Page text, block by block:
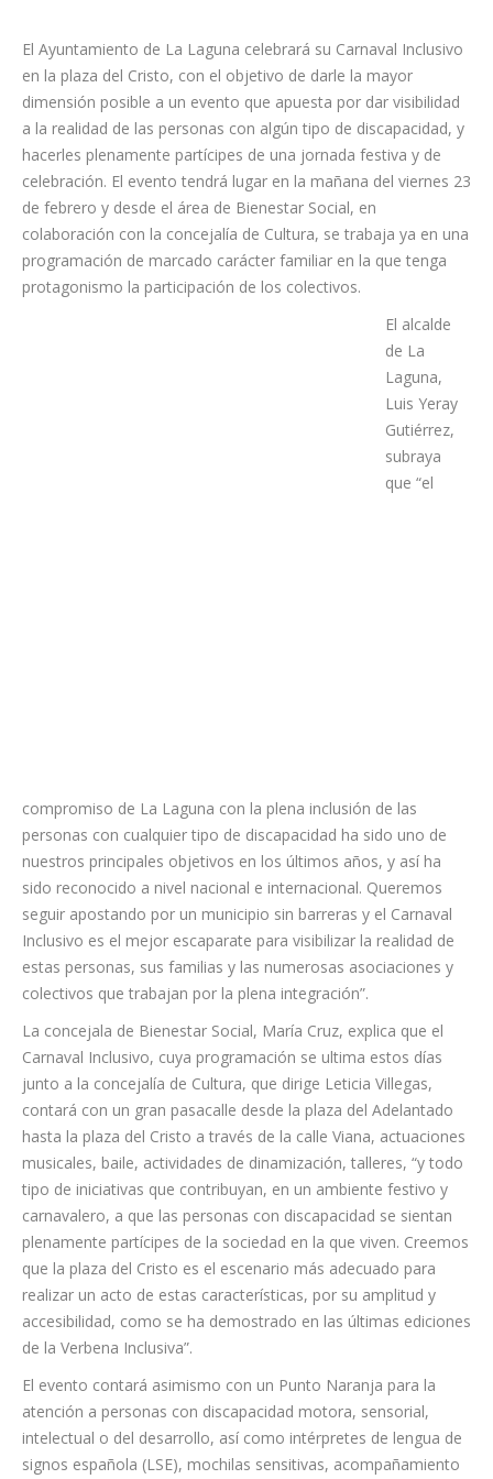
El Ayuntamiento de La Laguna celebrará su Carnaval Inclusivo
en la plaza del Cristo, con el objetivo de darle la mayor
dimensión posible a un evento que apuesta por dar visibilidad
a la realidad de las personas con algún tipo de discapacidad, y
hacerles plenamente partícipes de una jornada festiva y de
celebración. El evento tendrá lugar en la mañana del viernes 23
de febrero y desde el área de Bienestar Social, en
colaboración con la concejalía de Cultura, se trabaja ya en una
programación de marcado carácter familiar en la que tenga
El alcalde
de La
Laguna,
Luis Yeray
Gutiérrez,
compromiso de La Laguna con la plena inclusión de las
personas con cualquier tipo de discapacidad ha sido uno de
nuestros principales objetivos en los últimos años, y así ha
sido reconocido a nivel nacional e internacional. Queremos
seguir apostando por un municipio sin barreras y el Carnaval
Inclusivo es el mejor escaparate para visibilizar la realidad de
estas personas, sus familias y las numerosas asociaciones y
colectivos que trabajan por la plena integración”.
La concejala de Bienestar Social, María Cruz, explica que el
Carnaval Inclusivo, cuya programación se ultima estos días
junto a la concejalía de Cultura, que dirige Leticia Villegas,
contará con un gran pasacalle desde la plaza del Adelantado
hasta la plaza del Cristo a través de la calle Viana, actuaciones
musicales, baile, actividades de dinamización, talleres, “y todo
tipo de iniciativas que contribuyan, en un ambiente festivo y
carnavalero, a que las personas con discapacidad se sientan
plenamente partícipes de la sociedad en la que viven. Creemos
que la plaza del Cristo es el escenario más adecuado para
realizar un acto de estas características, por su amplitud y
accesibilidad, como se ha demostrado en las últimas ediciones
de la Verbena Inclusiva”.
El evento contará asimismo con un Punto Naranja para la
atención a personas con discapacidad motora, sensorial,